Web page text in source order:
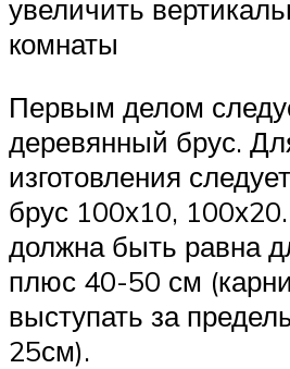
увеличить
комнаты
Первым делом
деревянный брус.
изготовления
брус 100х10,
должна быть равна
плюс 40-50 см
выступать за
25см).